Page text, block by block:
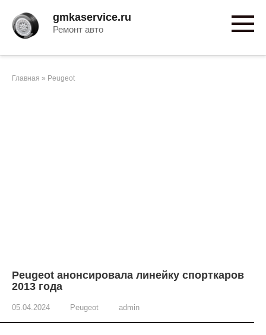
контенту
gmkaservice.ru
Ремонт авто
Главная » Peugeot
Peugeot анонсировала линейку спорткаров
2013 года
05.04.2024 Peugeot admin